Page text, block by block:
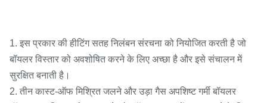
1. इस प्रकार की हीटिंग सतह निलंबन संरचना को नियोजित करती है जो
बॉयलर विस्तार को अवशोषित करने के लिए अच्छा है और इसे संचालन में
सुरक्षित बनाती है।
2. तीन कास्ट-ऑफ मिश्रित जलने और उड़ा गैस अपशिष्ट गर्मी बॉयलर